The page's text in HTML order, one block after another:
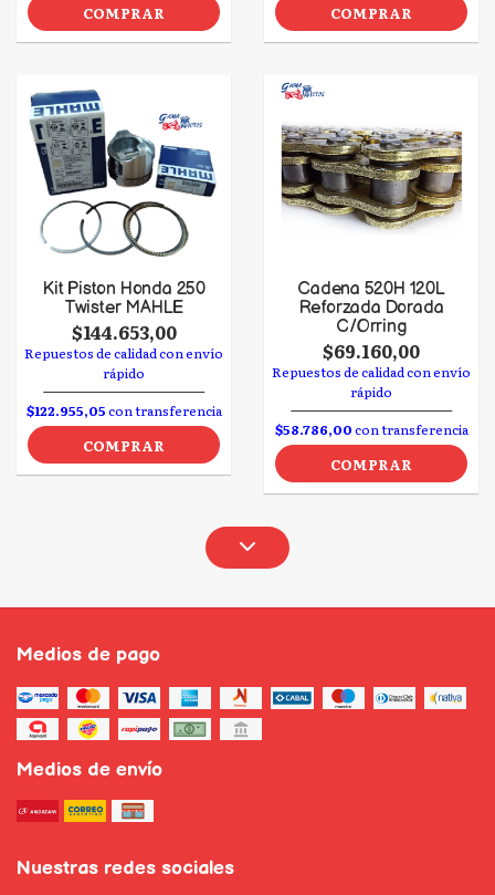
COMPRAR COMPRAR
Kit Piston Honda 250
Twister MAHLE
$144.653,00
Repuestos de calidad con envío
rápido
$122.955,05con transferencia
COMPRAR
Cadena 520H 120L
Reforzada Dorada
C/Orring
$69.160,00
Repuestos de calidad con envío
rápido
$58.786,00con transferencia
COMPRAR
Medios de pago
Medios de envío
Nuestras redes sociales